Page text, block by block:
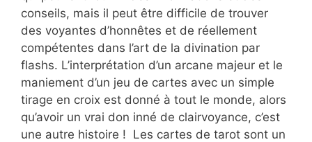
conseils, mais il peut être difficile de trouver
des voyantes d’honnêtes et de réellement
compétentes dans l’art de la divination par
flashs. L’interprétation d’un arcane majeur et le
maniement d’un jeu de cartes avec un simple
tirage en croix est donné à tout le monde, alors
qu’avoir un vrai don inné de clairvoyance, c’est
une autre histoire ! Les cartes de tarot sont un